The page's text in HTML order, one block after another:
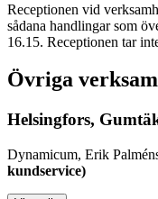
Receptionen vid
sådana handlingar som
16.15. Receptionen tar
Övriga
Helsingfors,
Dynamicum, Erik
kundservice)